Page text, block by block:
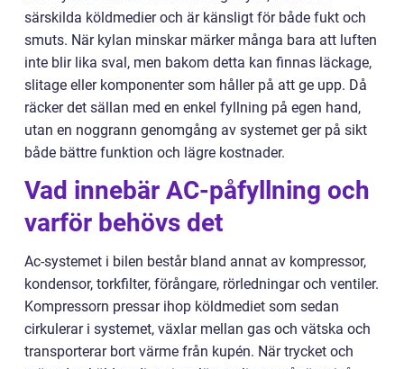
särskilda köldmedier och är känsligt för både fukt och
smuts. När kylan minskar märker många bara att luften
inte blir lika sval, men bakom detta kan finnas läckage,
slitage eller komponenter som håller på att ge upp. Då
räcker det sällan med en enkel fyllning på egen hand,
utan en noggrann genomgång av systemet ger på sikt
både bättre funktion och lägre kostnader.
Vad innebär AC-påfyllning och
varför behövs det
Ac-systemet i bilen består bland annat av kompressor,
kondensor, torkfilter, förångare, rörledningar och ventiler.
Kompressorn pressar ihop köldmediet som sedan
cirkulerar i systemet, växlar mellan gas och vätska och
transporterar bort värme från kupén. När trycket och